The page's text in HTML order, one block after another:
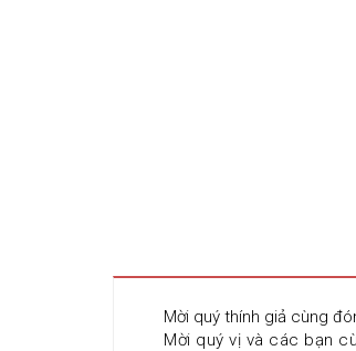
Mời quý thính giả cùng
Mời quý vị và các bạn